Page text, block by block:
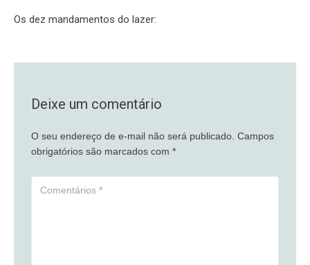
Os dez mandamentos do lazer:
Deixe um comentário
O seu endereço de e-mail não será publicado. Campos
obrigatórios são marcados com *